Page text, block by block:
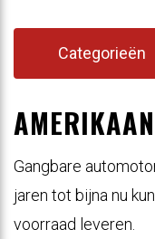
(Marine)
(Onderdelen)Uw
Categorieën
Gangbare
jaren tot bijna nu
voorraad leveren.